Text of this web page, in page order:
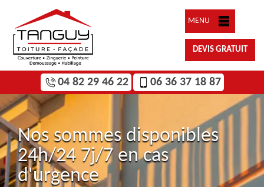
MENU
DEVIS GRATUIT
04 82 29 46 22 06 36 37 18 87
Nos sommes disponibles
24h/24 7j/7 en cas
d'urgence